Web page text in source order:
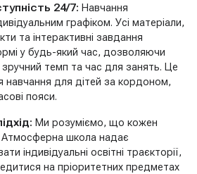
24/7: Навчання
графіком. Усі матеріали,
та інтерактивні завдання
у будь-який час, дозволяючи
темп та час для занять. Це
навчання для дітей за кордоном,
пояси.
Ми розуміємо, що кожен
Атмосферна школа надає
індивідуальні освітні траєкторії,
на пріоритетних предметах